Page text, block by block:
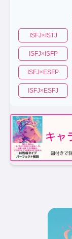
ISFJ× ISTJ
ISFJ× ISFP
ISFJ× ESFP
ISFJ× ESFJ